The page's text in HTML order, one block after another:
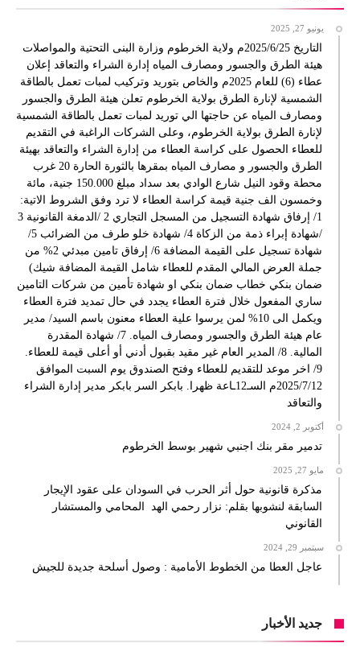
يونيو 27, 2025
التاريخ 2025/6/25م ولاية الخرطوم وزارة البنى التحتية والمواصلات
هيئة الطرق والجسور ومصارف المياه إدارة الشراء والتعاقد إعلان
عطاء (6) للعام 2025م والخاص بتوريد وتركيب لمبات تعمل بالطاقة
الشمسية لإنارة الطرق بولاية الخرطوم تعلن هيئة الطرق والجسور
ومصارف المياه عن حاجتها الي توريد لمبات تعمل بالطاقة الشمسية
لإنارة الطرق بولاية الخرطوم، وعلى الشركات الراغبة في التقديم
للعطاء الحصول على كراسة العطاء من إدارة الشراء والتعاقد بهيئة
الطرق والجسور و مصارف المياه بمقرها بالثورة الحارة 20 غرب
محطة وقود النيل شارع الوادي بعد سداد مبلغ 150.000 جنية، مائة
وخمسون الف جنية قيمة كراسة العطاء لا ترد وفق الشروط الاتية:
1/ إرفاق شهادة التسجيل من المسجل التجاري 2 /الدمغة القانونية 3
/شهادة إبراء ذمة من الزكاة 4/ شهادة خلو طرف من الضرائب 5/
شهادة تسجيل على القيمة المضافة 6/ إرفاق تامين مبدئي 2% من
جملة العرض المالي المقدم للعطاء شامل القيمة المضافة شيك)
ضمان بنكي خطاب ضمان بنكي او شهادة تأمين من شركات التامين
ساري المفعول خلال فترة العطاء يجدد في حال تمديد فترة العطاء
ويكمل الى 10% لمن يرسوا علية العطاء معنون باسم السيد/ مدير
عام هيئة الطرق والجسور ومصارف المياه. 7/ شهادة المقدرة
المالية. 8/ المدير العام غير مقيد بقبول أدني أو أعلى قيمة للعطاء.
9/ اخر موعد للتقديم للعطاء وفتح الصندوق يوم السبت الموافق
2025/7/12م السـ12ـاعة ظهرا. بابكر السر بابكر مدير إدارة الشراء
والتعاقد
أكتوبر 2, 2024
تدمير مقر بنك اجنبي شهير بوسط الخرطوم
مايو 27, 2025
مذكرة قانونية حول أثر الحرب في السودان على عقود الإيجار
السابقة لنشوبها بقلم: نزار رحمي الهد المحامي والمستشار
القانوني
سبتمبر 29, 2024
عاجل العطا من الخطوط الأمامية : وصول أسلحة جديدة للجيش
جديد الأخبار